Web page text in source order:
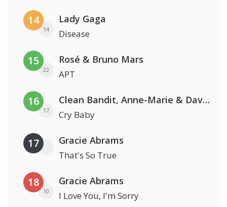
14
14
Lady Gaga
Disease
15
22
Rosé & Bruno Mars
APT
16
17
Clean Bandit, Anne-Marie & David Guetta
Cry Baby
17 Gracie Abrams
That's So True
18
10
Gracie Abrams
I Love You, I'm Sorry